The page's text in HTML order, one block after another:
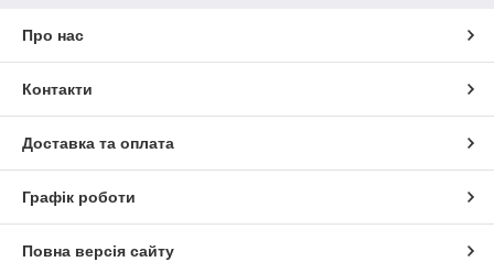
Про нас
Контакти
Доставка та оплата
Графік роботи
Повна версія сайту